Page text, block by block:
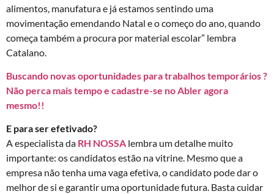
alimentos, manufatura e já estamos sentindo uma
movimentação emendando Natal e o começo do ano, quando
começa também a procura por material escolar” lembra
Catalano.
Buscando novas oportunidades para trabalhos temporários ?
Não perca mais tempo e cadastre-se no Abler agora
mesmo!!
E para ser efetivado?
A especialista da RH NOSSA lembra um detalhe muito
importante: os candidatos estão na vitrine. Mesmo que a
empresa não tenha uma vaga efetiva, o candidato pode dar o
melhor de si e garantir uma oportunidade futura. Basta cuidar